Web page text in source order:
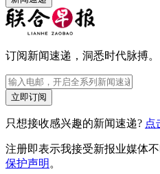
订阅新闻速递，洞悉时代脉搏。
立即订阅
只想接收感兴趣的新闻速递? 点
注册即表示我接受新报业媒体
保护声明 。